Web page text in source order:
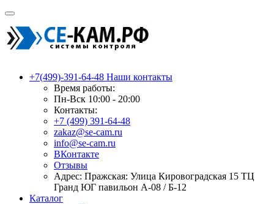
+7(499)-391-64-48 Наши контакты
Время работы:
Пн-Вск 10:00 - 20:00
Контакты:
+7 (499) 391-64-48
zakaz@se-cam.ru
info@se-cam.ru
ВКонтакте
Отзывы
Адрес: Пражская: Улица Кировоградская 15 ТЦ
Гранд ЮГ павильон А-08 / Б-12
Каталог